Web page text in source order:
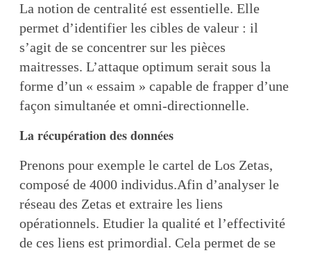
La notion de centralité est essentielle. Elle
permet d’identifier les cibles de valeur : il
s’agit de se concentrer sur les pièces
maitresses. L’attaque optimum serait sous la
forme d’un « essaim » capable de frapper d’une
façon simultanée et omni-directionnelle.
La récupération des données
Prenons pour exemple le cartel de Los Zetas,
composé de 4000 individus.Afin d’analyser le
réseau des Zetas et extraire les liens
opérationnels. Etudier la qualité et l’effectivité
de ces liens est primordial. Cela permet de se